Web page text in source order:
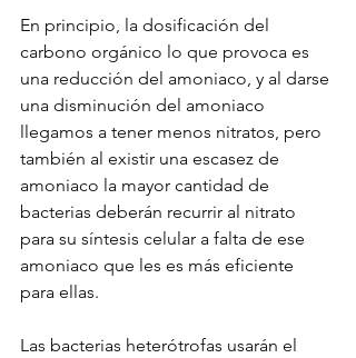
En principio, la dosificación del
carbono orgánico lo que provoca es
una reducción del amoniaco, y al darse
una disminución del amoniaco
llegamos a tener menos nitratos, pero
también al existir una escasez de
amoniaco la mayor cantidad de
bacterias deberán recurrir al nitrato
para su síntesis celular a falta de ese
amoniaco que les es más eficiente
para ellas.
Las bacterias heterótrofas usarán el